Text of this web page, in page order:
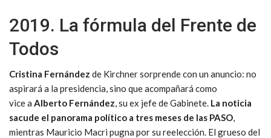
2019. La fórmula del Frente de
Todos
Cristina Fernández de Kirchner sorprende con un anuncio: no
aspirará a la presidencia, sino que acompañará como
vice a Alberto Fernández, su ex jefe de Gabinete. La noticia
sacude el panorama político a tres meses de las PASO,
mientras Mauricio Macri pugna por su reelección. El grueso del